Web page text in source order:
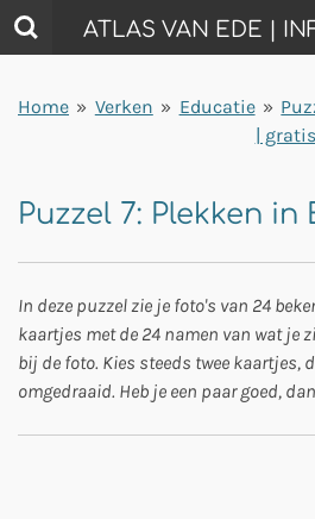
Ga
direct
de
ATLAS VAN EDE |
Home » Verken » Educatie »
| gratis
Puzzel 7: Plekken
In deze puzzel zie je foto's van 24
kaartjes met de 24 namen van wat je
bij de foto. Kies steeds twee kaartjes,
omgedraaid. Heb je een paar goed,